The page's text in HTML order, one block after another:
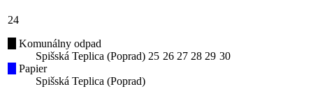
24
Komunálny odpad
Spišská Teplica (Poprad)
Papier
Spišská Teplica (Poprad)
25 26 27 28 29 30